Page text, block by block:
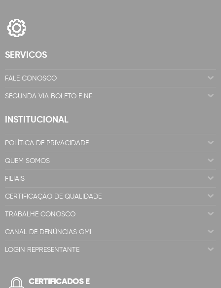
SERVICOS
FALE CONOSCO
SEGUNDA VIA BOLETO E NF
INSTITUCIONAL
POLÍTICA DE PRIVACIDADE
QUEM SOMOS
FILIAIS
CERTIFICAÇÃO DE QUALIDADE
TRABALHE CONOSCO
CANAL DE DENÚNCIAS GMI
LOGIN REPRESENTANTE
CERTIFICADOS E